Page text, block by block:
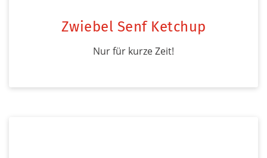
Zwiebel Senf Ketchup
Nur für kurze Zeit!